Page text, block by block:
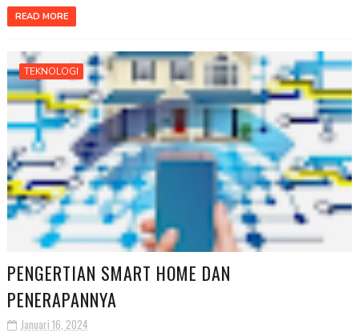
READ MORE
TEKNOLOGI
PENGERTIAN SMART HOME DAN
PENERAPANNYA
Januari 16, 2024